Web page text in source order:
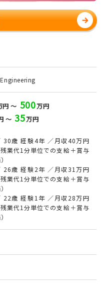
円 ～ 500万円
～ 35万円
30歳 経験4年 ／月収40万円
残業代1分単位での支給＋賞与
26歳 経験2年 ／月収31万円
残業代1分単位での支給＋賞与
22歳 経験1年 ／月収28万円
残業代1分単位での支給＋賞与